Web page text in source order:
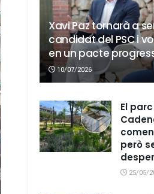
Xavi Paz tornarà a
candidat del PSC i
en un pacte
10/07/2026
El
però
25/05/